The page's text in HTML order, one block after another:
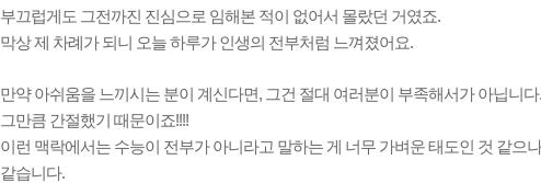
부끄럽게도 그전까진 진심으로 임해본 적이 없어서 몰랐던 거였죠.
막상 제 차례가 되니 오늘 하루가 인생의 전부처럼 느껴졌어요.
만약 아쉬움을 느끼시는 분이 계신다면, 그건 절대 여러분이 부족해서가 아닙니다.
그만큼 간절했기 때문이죠!!!!
이런 맥락에서는 수능이 전부가 아니라고 말하는 게 너무 가벼운 태도인 것 같으
같습니다.